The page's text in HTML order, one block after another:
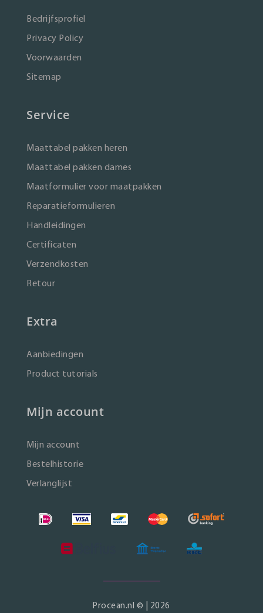
Bedrijfsprofiel
Privacy Policy
Voorwaarden
Sitemap
Service
Maattabel pakken heren
Maattabel pakken dames
Maatformulier voor maatpakken
Reparatieformulieren
Handleidingen
Certificaten
Verzendkosten
Retour
Extra
Aanbiedingen
Product tutorials
Mijn account
Mijn account
Bestelhistorie
Verlanglijst
Procean.nl © | 2026